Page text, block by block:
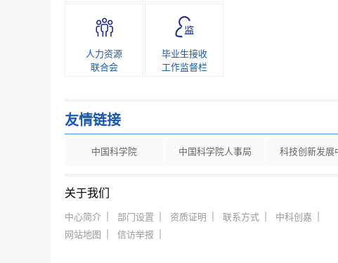
人力资源
联合会
毕业生接收
工作监督栏
友情链接
中国科学院 中国科学院人事局 科技创新发展
关于我们
中心简介 部门设置 资质证明 联系方式
中科创嘉
网站地图
信访举报